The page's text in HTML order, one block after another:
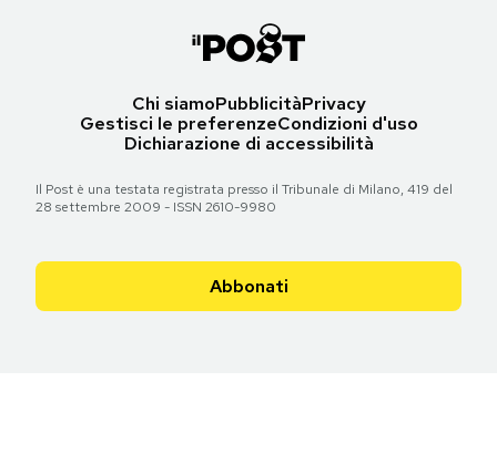
Chi siamoPubblicitàPrivacy
Gestisci le preferenzeCondizioni d'uso
Dichiarazione di accessibilità
Il Post è una testata registrata presso il Tribunale di Milano, 419 del
28 settembre 2009 - ISSN 2610-9980
Abbonati